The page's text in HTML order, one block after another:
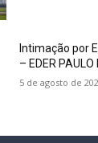
Intimação por
– EDER
5 de agosto de